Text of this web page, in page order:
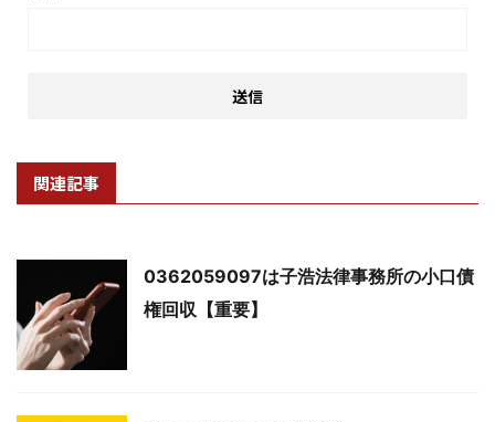
関連記事
0362059097は子浩法律事務所の小口債
権回収【重要】